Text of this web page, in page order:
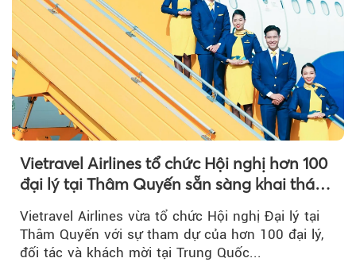
Vietravel Airlines tổ chức Hội nghị hơn 100
đại lý tại Thâm Quyến sẵn sàng khai thác
đường bay thẳng TP.HCM - Thâm Quyến
Vietravel Airlines vừa tổ chức Hội nghị Đại lý tại
Thâm Quyến với sự tham dự của hơn 100 đại lý,
đối tác và khách mời tại Trung Quốc...